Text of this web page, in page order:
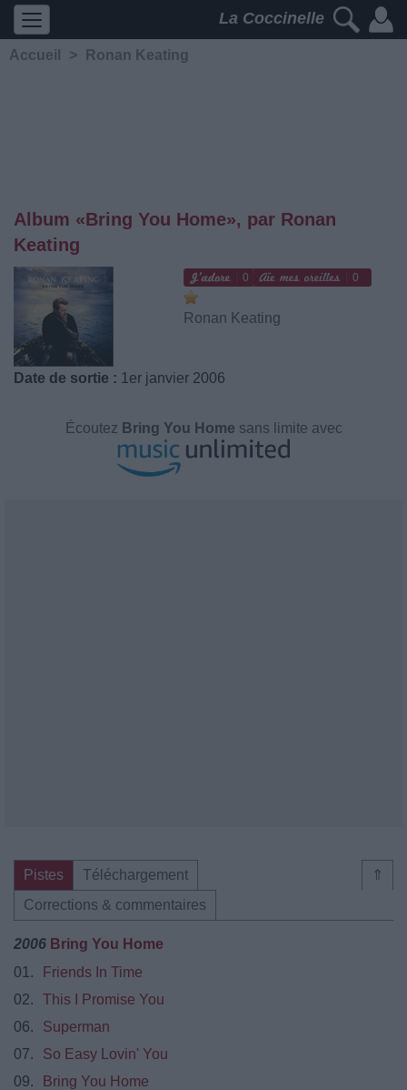
La Coccinelle
Accueil > Ronan Keating
Album «Bring You Home», par Ronan
Keating
0 0
Ronan Keating
Date de sortie : 1er janvier 2006
Écoutez Bring You Home sans limite avec
⇑
Pistes
Téléchargement
Corrections & commentaires
2006 Bring You Home
01.
Friends In Time
02.
This I Promise You
06.
Superman
07.
So Easy Lovin' You
09.
Bring You Home